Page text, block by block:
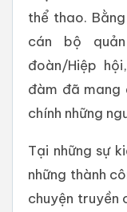
thể thao.
cán bộ
đoàn/Hiệp
đàm đã mang
chính những
Tại những sự
những thành
chuyện truyền